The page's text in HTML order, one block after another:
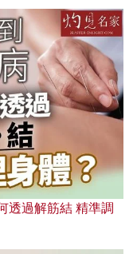
透過解筋結 精準調